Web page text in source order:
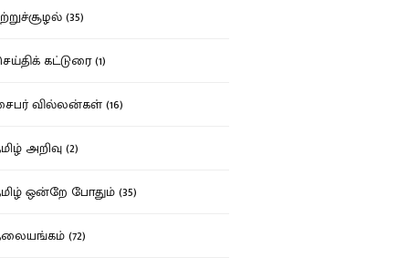
(35)
கட்டுரை (1)
வில்லன்கள் (16)
அறிவு (2)
ஒன்றே போதும் (35)
(72)